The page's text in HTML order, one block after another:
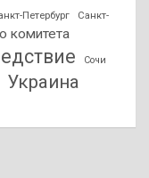
Петербург
Санкт-
комитета
Сочи
Украина